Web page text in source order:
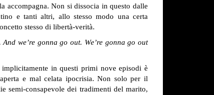
accompagna. Non si dissocia in questo dalle
e tanti altri, allo stesso modo una certa
stesso di libertà-verità.
we’re gonna go out. We’re gonna go out
implicitamente in questi primi nove episodi è
e mal celata ipocrisia. Non solo per il
semi-consapevole dei tradimenti del marito,